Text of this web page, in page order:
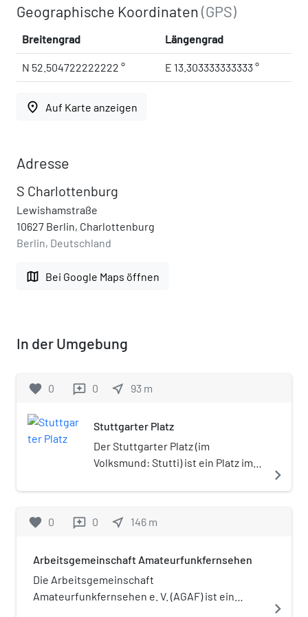
Geographische Koordinaten(GPS)
Breitengrad Längengrad
N 52.504722222222 ° E 13.303333333333 °
place Auf Karte anzeigen
Adresse
S Charlottenburg
Lewishamstraße
10627 Berlin, Charlottenburg
Berlin, Deutschland
map Bei Google Maps öffnen
In der Umgebung
favorite 0 reviews 0 near_me 93 m
Stuttgarter Platz
Der Stuttgarter Platz (im
Volksmund: Stutti) ist ein Platz im
navigate_next
favorite 0 reviews 0 near_me 146 m
Arbeitsgemeinschaft Amateurfunkfernsehen
Die Arbeitsgemeinschaft
Amateurfunkfernsehen e. V. (AGAF) ist ein
navigate_next